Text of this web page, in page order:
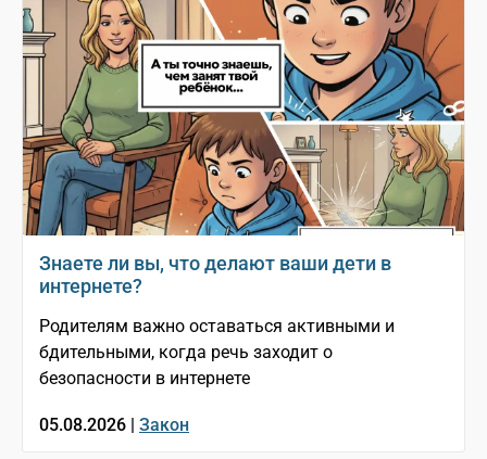
Знаете ли вы, что делают ваши дети в
интернете?
Родителям важно оставаться активными и
бдительными, когда речь заходит о
безопасности в интернете
05.08.2026 | Закон